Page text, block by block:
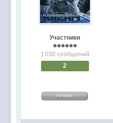
Участники
1 038 сообщений
2